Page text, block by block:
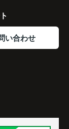
い選択だった
い合わせ